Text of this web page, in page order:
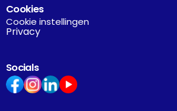
Cookies
Cookie instellingen
Privacy
Socials